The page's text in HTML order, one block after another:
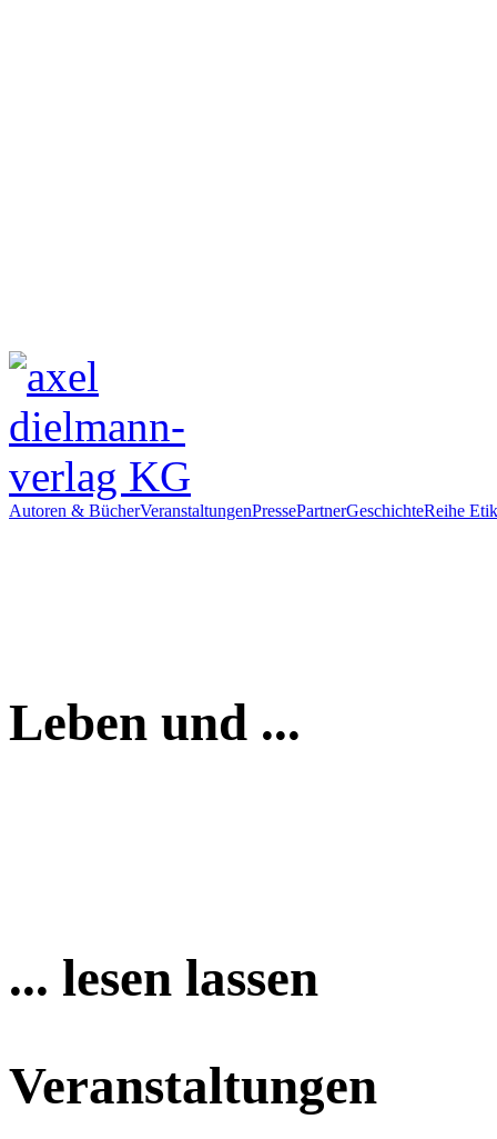
Autoren & BücherVeranstaltungenPressePartnerGeschichteReihe
Leben und ...
... lesen lassen
Veranstaltungen